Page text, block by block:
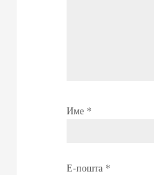
Име *
Е-пошта *